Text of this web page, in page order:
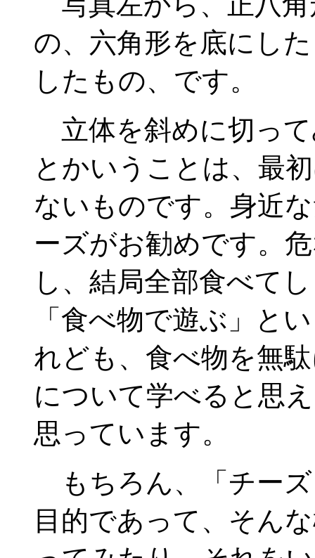
の、六角形を底にし
したもの、です。
立体を斜めに切っ
とかいうことは、最
ないものです。身近
ーズがお勧めです。
し、結局全部食べて
「食べ物で遊ぶ」と
れども、食べ物を無
について学べると思
思っています。
もちろん、「チー
目的であって、そん